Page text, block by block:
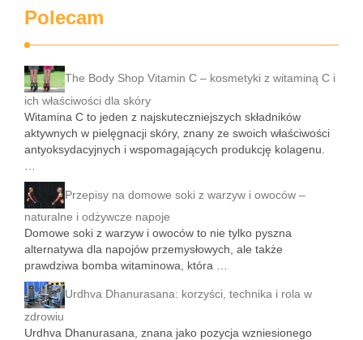
Polecam
The Body Shop Vitamin C – kosmetyki z witaminą C i
ich właściwości dla skóry
Witamina C to jeden z najskuteczniejszych składników
aktywnych w pielęgnacji skóry, znany ze swoich właściwości
antyoksydacyjnych i wspomagających produkcję kolagenu.
…
Przepisy na domowe soki z warzyw i owoców –
naturalne i odżywcze napoje
Domowe soki z warzyw i owoców to nie tylko pyszna
alternatywa dla napojów przemysłowych, ale także
prawdziwa bomba witaminowa, która …
Urdhva Dhanurasana: korzyści, technika i rola w
zdrowiu
Urdhva Dhanurasana, znana jako pozycja wzniesionego